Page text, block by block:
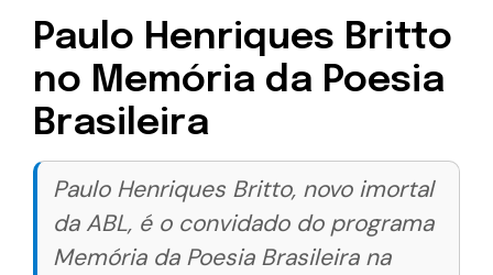
Paulo Henriques Britto
no Memória da Poesia
Brasileira
Paulo Henriques Britto, novo imortal
da ABL, é o convidado do programa
Memória da Poesia Brasileira na